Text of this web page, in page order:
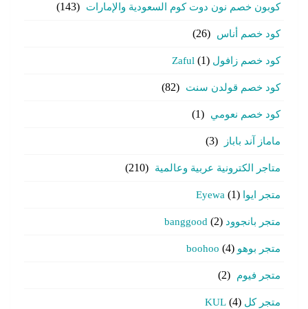
كوبون خصم نون دوت كوم السعودية والإمارات (143)
كود خصم أناس (26)
كود خصم زافول Zaful (1)
كود خصم قولدن سنت (82)
كود خصم نعومي (1)
ماماز آند باباز (3)
متاجر الكترونية عربية وعالمية (210)
متجر ايوا Eyewa (1)
متجر بانجوود banggood (2)
متجر بوهو boohoo (4)
متجر فيوم (2)
متجر كل KUL (4)